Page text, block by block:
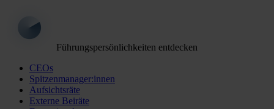
Führungspersönlichkeiten entdecken
CEOs
Spitzenmanager:innen
Aufsichtsräte
Externe Beiräte